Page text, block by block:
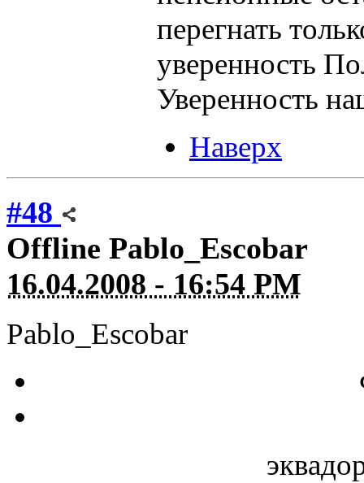
перегнать
уверенность
Уверенность
Наверх
#48
Offline Pablo_Escobar
16.04.2008 - 16:54 PM
Pablo_Escobar